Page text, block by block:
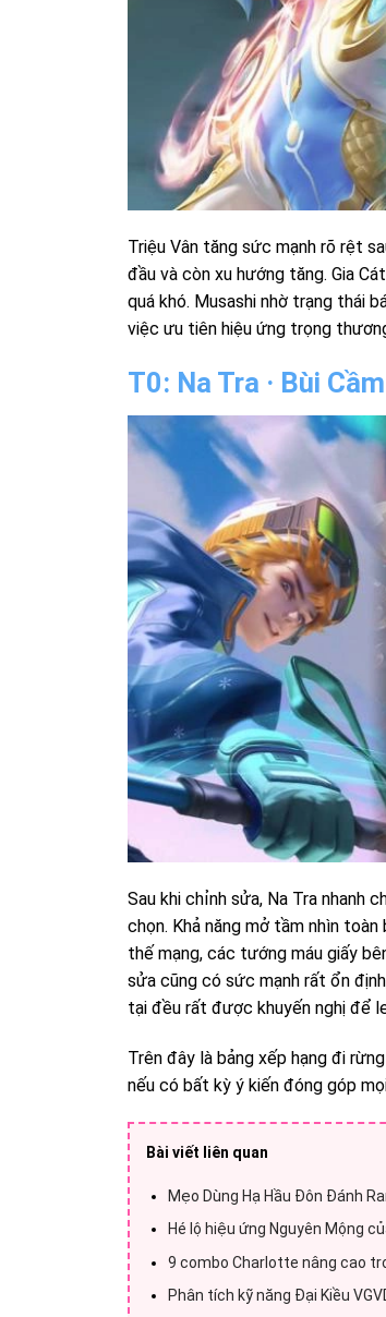
Triệu Vân tăng sức mạnh rõ rệt
đầu và còn xu hướng tăng. Gia
quá khó. Musashi nhờ trạng thái
việc ưu tiên hiệu ứng trọng
T0: Na Tra · Bùi
Sau khi chỉnh sửa, Na Tra nhanh
chọn. Khả năng mở tầm nhìn
thế mạng, các tướng máu giấy
sửa cũng có sức mạnh rất ổn
tại đều rất được khuyến nghị để
Trên đây là bảng xếp hạng đi
nếu có bất kỳ ý kiến đóng góp
Bài viết liên quan
Mẹo Dùng Hạ Hầu Đôn Đánh
Hé lộ hiệu ứng Nguyên Mộng
9 combo Charlotte nâng cao
Phân tích kỹ năng Đại Kiều